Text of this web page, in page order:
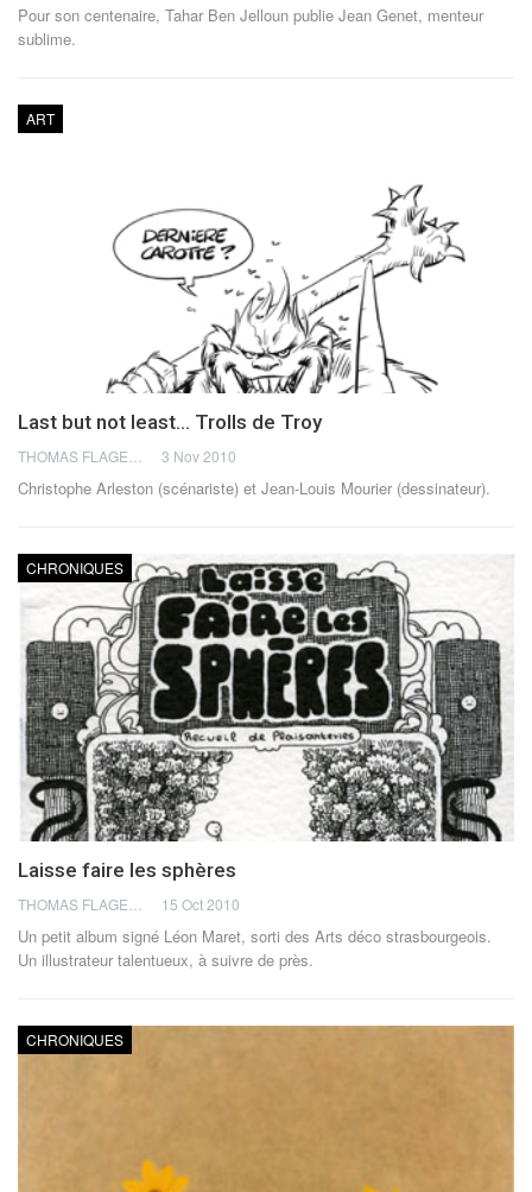
Pour son centenaire, Tahar Ben Jelloun publie Jean Genet, menteur
sublime.
ART
Last but not least… Trolls de Troy
3 Nov 2010
Christophe Arleston (scénariste) et Jean-Louis Mourier (dessinateur).
CHRONIQUES
Laisse faire les sphères
15 Oct 2010
Un petit album signé Léon Maret, sorti des Arts déco strasbourgeois.
Un illustrateur talentueux, à suivre de près.
CHRONIQUES